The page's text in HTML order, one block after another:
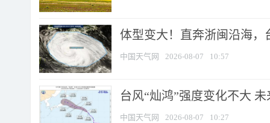
体型变大！直奔浙闽沿海，
中国天气网 2026-08-07 10:57
台风“灿鸿”强度变化不大
中国天气网 2026-08-07 10:27